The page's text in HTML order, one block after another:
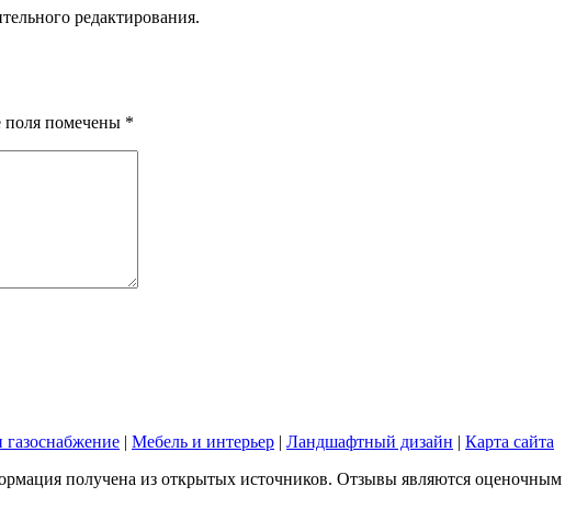
редактирования.
поля помечены *
| Мебель и интерьер | Ландшафтный дизайн | Карта сайта
получена из открытых источников. Отзывы являются оценочным